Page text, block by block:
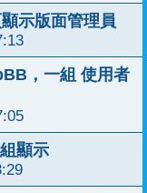
示版面管理員
，一組 使用者
顯示